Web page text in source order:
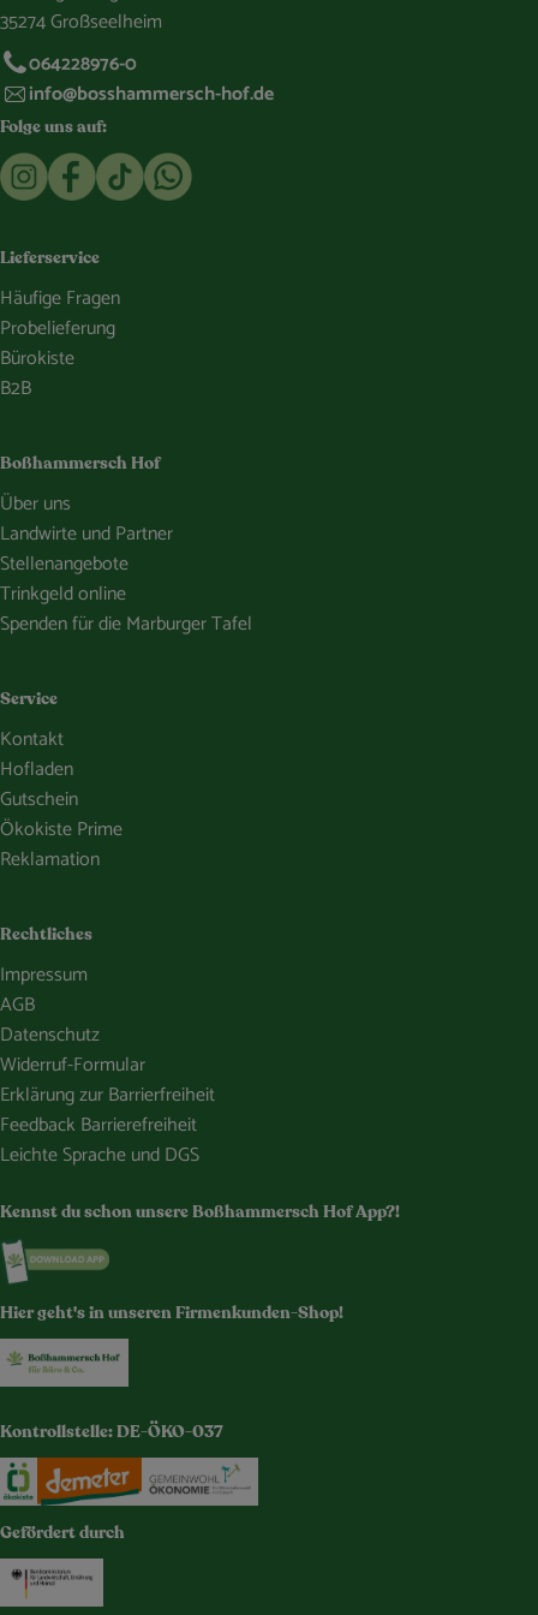
35274 Großseelheim
064228976-0
info@bosshammersch-hof.de
Folge uns auf:
Externer Link zu https://www.instagram.com/
Externer Link zu https://www.facebook.com/
Externer Link zu https://www.tiktok.com/
Externer Link zu https://whatsapp.com/
Lieferservice
Häufige Fragen
Probelieferung
Bürokiste
B2B
Boßhammersch Hof
Über uns
Landwirte und Partner
Stellenangebote
Trinkgeld online
Spenden für die Marburger Tafel
Service
Kontakt
Hofladen
Gutschein
Ökokiste Prime
Reklamation
Rechtliches
Impressum
AGB
Datenschutz
Widerruf-Formular
Erklärung zur Barrierfreiheit
Feedback Barrierefreiheit
Leichte Sprache und DGS
Kennst du schon unsere Boßhammersch Hof App?!
Externer Link zu https://www.bosshammersch-
Hier geht's in unseren Firmenkunden-Shop!
Kontrollstelle: DE-ÖKO-037
Externer Link zu https://www.oekokiste.de/
Externer Link zu https://www.demeter.de/
Gefördert durch